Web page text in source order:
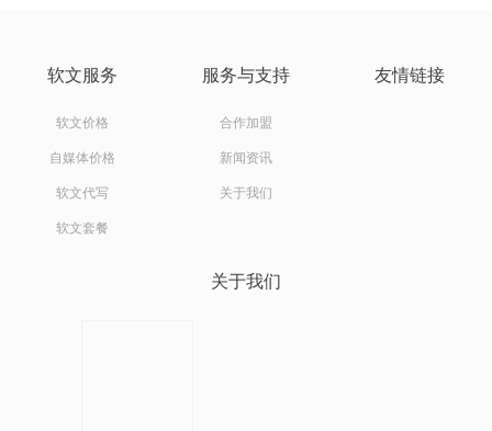
软文服务
软文价格
自媒体价格
软文代写
软文套餐
服务与支持
合作加盟
新闻资讯
关于我们
友情链接
关于我们